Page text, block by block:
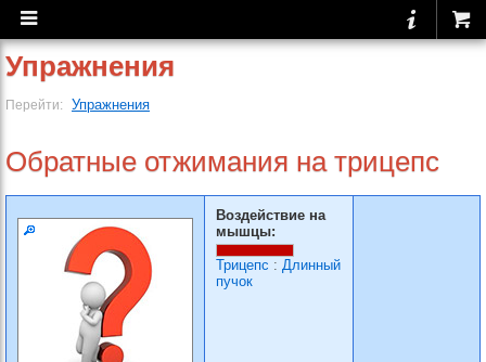
Упражнения
Перейти: Упражнения
Обратные отжимания на трицепс
Воздействие на
мышцы:
Трицепс : Длинный
пучок